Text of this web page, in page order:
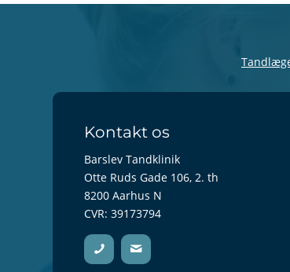
Kontakt os
Barslev Tandklinik
Otte Ruds Gade 106, 2. th
8200 Aarhus N
CVR: 39173794